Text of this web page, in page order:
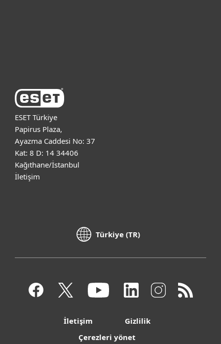
ESET Türkiye
Papirus Plaza,
Ayazma Caddesi No: 37
Kat: 8 D: 14 34406
Kağıthane/İstanbul
İletişim
Türkiye (TR)
İletişim
Gizlilik
Çerezleri yönet